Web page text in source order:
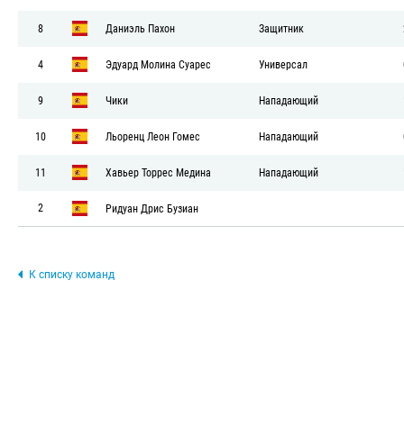
8 Даниэль Пахон Защитник
4 Эдуард Молина Суарес Универсал
9 Чики Нападающий
10 Льоренц Леон Гомес Нападающий
11 Хавьер Торрес Медина Нападающий
2 Ридуан Дрис Бузиан
К списку команд